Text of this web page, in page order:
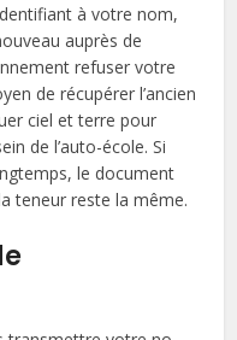
à votre nom,
auprès de
refuser votre
de récupérer l’ancien
ciel et terre pour
de l’auto-école. Si
le document
teneur reste la même.